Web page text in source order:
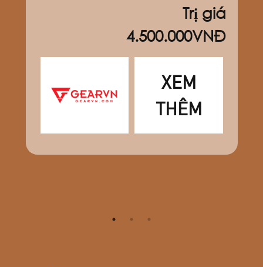
Trị giá
4.500.000VNĐ
XEM
THÊM